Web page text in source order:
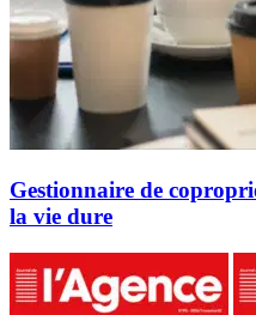
Gestionnaire de
la vie dure